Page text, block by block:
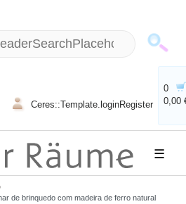
Ceres::Template.loginRegister
0
0,00
☰
de brinquedo com madeira de ferro natural